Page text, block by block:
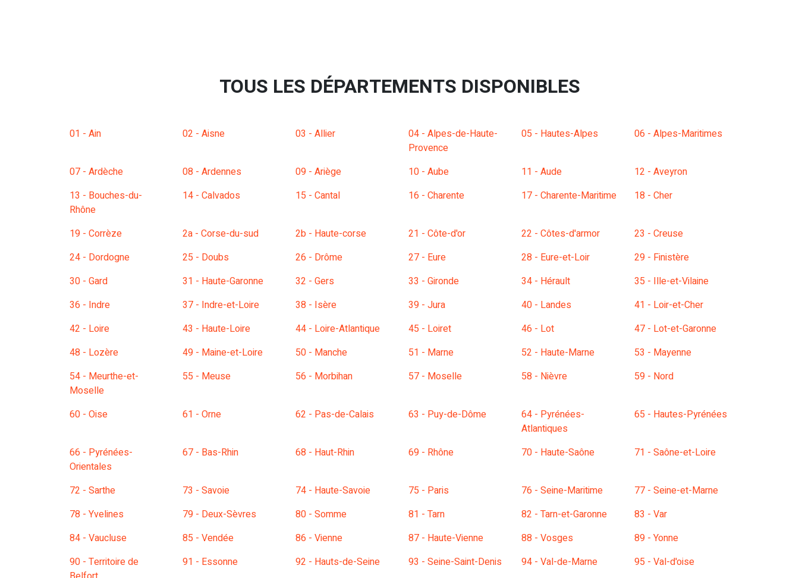
TOUS LES DÉPARTEMENTS DISPONIBLES
01 - Ain 02 - Aisne 03 - Allier
04 - Alpes-de-Haute-
Provence
05 - Hautes-Alpes 06 - Alpes-Maritimes
07 - Ardèche 08 - Ardennes 09 - Ariège 10 - Aube 11 - Aude
12 - Aveyron
13 - Bouches-du-
Rhône
14 - Calvados 15 - Cantal 16 - Charente 17 - Charente-Maritime 18 - Cher
19 - Corrèze 2a - Corse-du-sud 2b - Haute-corse 21 - Côte-d'or 22 - Côtes-d'armor
23 - Creuse
24 - Dordogne
25 - Doubs 26 - Drôme 27 - Eure 28 - Eure-et-Loir
29 - Finistère
30 - Gard
31 - Haute-Garonne 32 - Gers 33 - Gironde 34 - Hérault
35 - Ille-et-Vilaine
36 - Indre
37 - Indre-et-Loire 38 - Isère 39 - Jura 40 - Landes
41 - Loir-et-Cher
42 - Loire
43 - Haute-Loire 44 - Loire-Atlantique 45 - Loiret 46 - Lot
47 - Lot-et-Garonne
48 - Lozère
49 - Maine-et-Loire 50 - Manche 51 - Marne 52 - Haute-Marne
53 - Mayenne
54 - Meurthe-et-
Moselle
55 - Meuse 56 - Morbihan 57 - Moselle 58 - Nièvre 59 - Nord
60 - Oise 61 - Orne 62 - Pas-de-Calais 63 - Puy-de-Dôme
64 - Pyrénées-
Atlantiques
65 - Hautes-Pyrénées
66 - Pyrénées-
Orientales
67 - Bas-Rhin 68 - Haut-Rhin 69 - Rhône 70 - Haute-Saône 71 - Saône-et-Loire
72 - Sarthe 73 - Savoie 74 - Haute-Savoie 75 - Paris 76 - Seine-Maritime
77 - Seine-et-Marne
78 - Yvelines
79 - Deux-Sèvres 80 - Somme 81 - Tarn 82 - Tarn-et-Garonne
83 - Var
84 - Vaucluse
85 - Vendée 86 - Vienne 87 - Haute-Vienne 88 - Vosges
89 - Yonne
90 - Territoire de
91 - Essonne 92 - Hauts-de-Seine 93 - Seine-Saint-Denis 94 - Val-de-Marne 95 - Val-d'oise